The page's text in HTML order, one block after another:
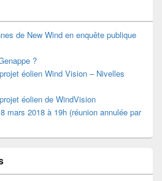
de New Wind en enquête publique
?
éolien Wind Vision – Nivelles
éolien de WindVision
mars 2018 à 19h (réunion annulée par